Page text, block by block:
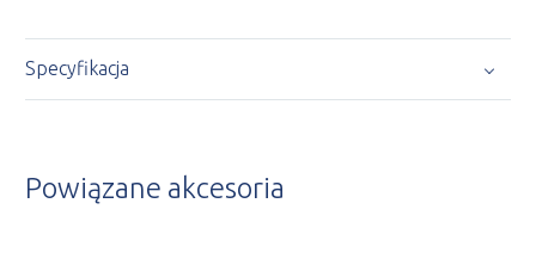
Specyfikacja
Powiązane akcesoria